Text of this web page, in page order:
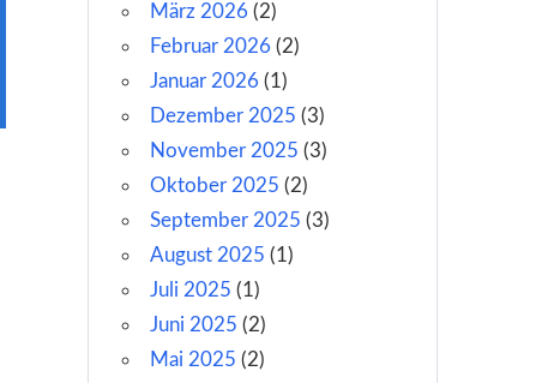
März 2026 (2)
Februar 2026 (2)
Januar 2026 (1)
Dezember 2025 (3)
November 2025 (3)
Oktober 2025 (2)
September 2025 (3)
August 2025 (1)
Juli 2025 (1)
Juni 2025 (2)
Mai 2025 (2)